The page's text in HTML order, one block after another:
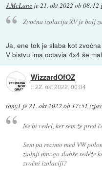
J.McLane je21. okt 2022 ob 08:12
Zvočna izolacija XV je bolj
Ja, ene tok je slaba kot
V bistvu ima octavia 4x4 še
WizzardOfOZ
::22. okt 2022, 00:04
tony1 je21. okt 2022 ob 17:51
Ne bi vedel, ker sem že pred
Sem pa recimo med VW
zadnji mnogo slabše sedeže
zvočni izolaciji?